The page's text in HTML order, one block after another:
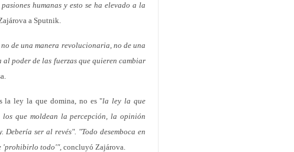
humanas y esto se ha elevado a la
a Sputnik.
de una manera revolucionaria, no de una
poder de las fuerzas que quieren cambiar
la ley la que domina, no es "la ley la que
que moldean la percepción, la opinión
ser al revés". "Todo desemboca en
'prohibirlo todo'", concluyó Zajárova.